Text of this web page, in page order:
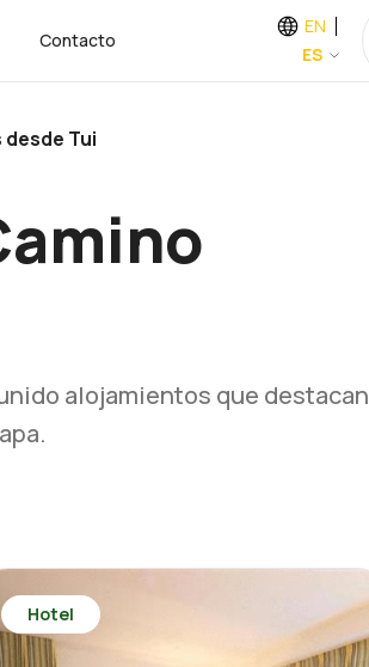
Contacto
EN
ES
Tui
alojamientos que destacan
Hotel